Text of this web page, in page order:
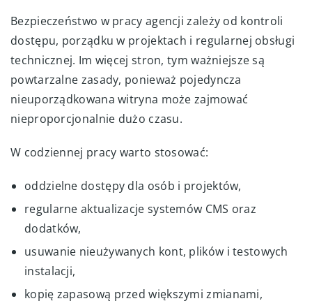
Bezpieczeństwo w pracy agencji zależy od kontroli
dostępu, porządku w projektach i regularnej obsługi
technicznej. Im więcej stron, tym ważniejsze są
powtarzalne zasady, ponieważ pojedyncza
nieuporządkowana witryna może zajmować
nieproporcjonalnie dużo czasu.
W codziennej pracy warto stosować:
oddzielne dostępy dla osób i projektów,
regularne aktualizacje systemów CMS oraz
dodatków,
usuwanie nieużywanych kont, plików i testowych
instalacji,
kopię zapasową przed większymi zmianami,